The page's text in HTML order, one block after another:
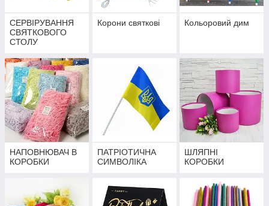
СЕРВІРУВАННЯ
СВЯТКОВОГО
СТОЛУ
Корони святкові Кольоровий дим
НАПОВНЮВАЧ В
КОРОБКИ
ПАТРІОТИЧНА
СИМВОЛІКА
ШЛЯПНІ
КОРОБКИ